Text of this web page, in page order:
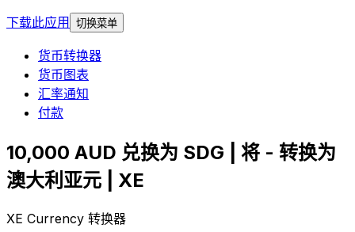
下载此应用
切换菜单
货币转换器
货币图表
汇率通知
付款
10,000 AUD 兑换为 SDG | 将 - 转换为
澳大利亚元 | XE
XE Currency 转换器